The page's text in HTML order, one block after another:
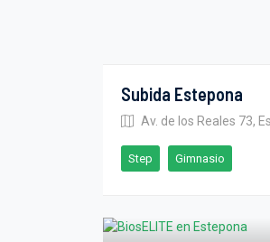
Subida Estepona
Av. de los Reales 73,
Step Gimnasio